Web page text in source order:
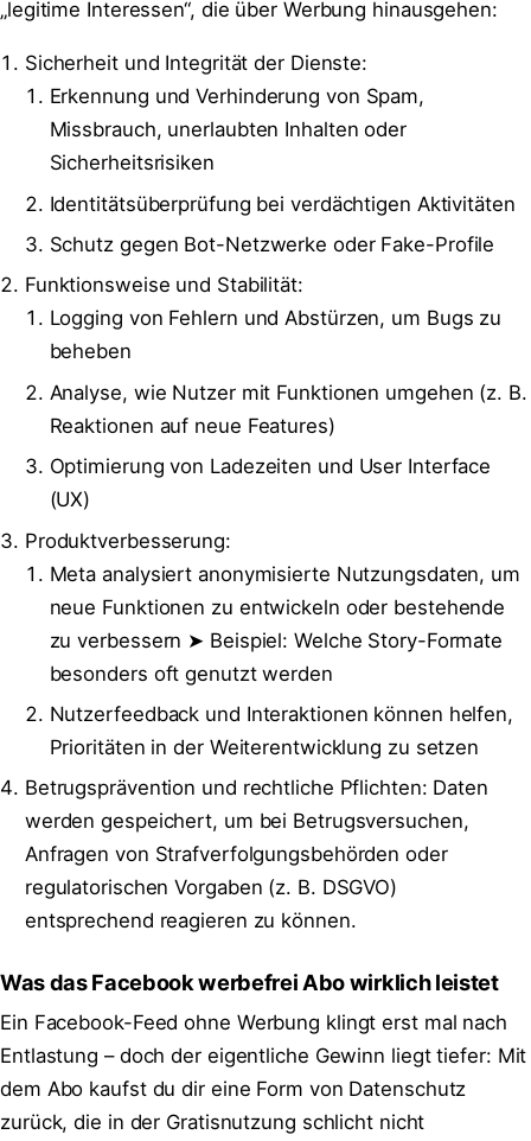
„legitime Interessen“, die über Werbung hinausgehen:
Sicherheit und Integrität der Dienste:
Erkennung und Verhinderung von Spam,
Missbrauch, unerlaubten Inhalten oder
Sicherheitsrisiken
Identitätsüberprüfung bei verdächtigen Aktivitäten
Schutz gegen Bot-Netzwerke oder Fake-Profile
Funktionsweise und Stabilität:
Logging von Fehlern und Abstürzen, um Bugs zu
beheben
Analyse, wie Nutzer mit Funktionen umgehen (z. B.
Reaktionen auf neue Features)
Optimierung von Ladezeiten und User Interface
(UX)
Produktverbesserung:
Meta analysiert anonymisierte Nutzungsdaten, um
neue Funktionen zu entwickeln oder bestehende
zu verbessern ➤ Beispiel: Welche Story-Formate
besonders oft genutzt werden
Nutzerfeedback und Interaktionen können helfen,
Prioritäten in der Weiterentwicklung zu setzen
Betrugsprävention und rechtliche Pflichten: Daten
werden gespeichert, um bei Betrugsversuchen,
Anfragen von Strafverfolgungsbehörden oder
regulatorischen Vorgaben (z. B. DSGVO)
entsprechend reagieren zu können.
Was das Facebook werbefrei Abo wirklich leistet
Ein Facebook-Feed ohne Werbung klingt erst mal nach
Entlastung – doch der eigentliche Gewinn liegt tiefer: Mit
dem Abo kaufst du dir eine Form von Datenschutz
zurück, die in der Gratisnutzung schlicht nicht